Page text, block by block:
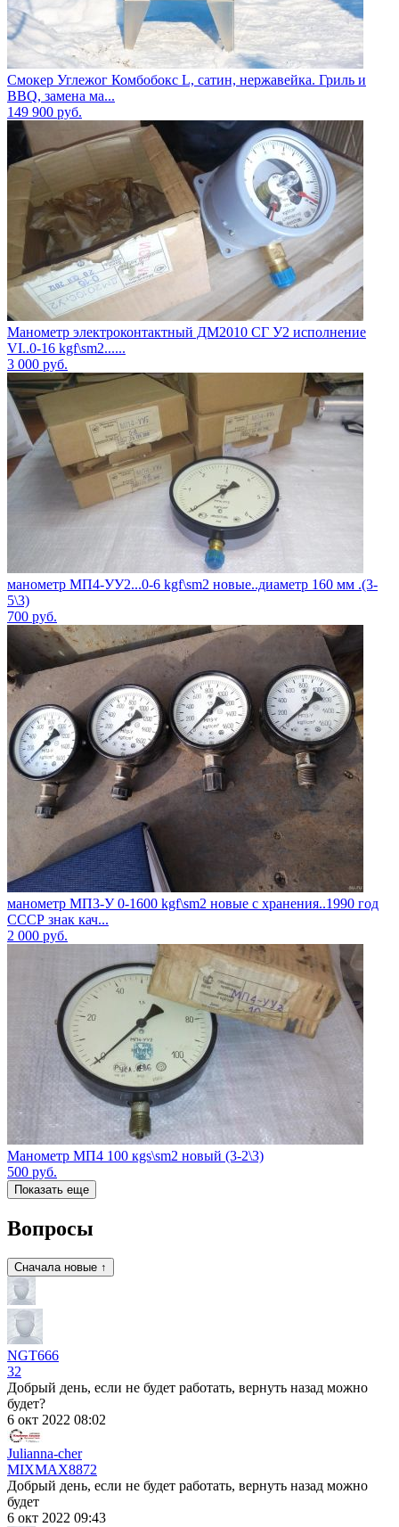
Смокер Углежог Комбобокс L, сатин, нержавейка. Гриль и
BBQ, замена ма...
149 900 руб.
Манометр электроконтактный ДМ2010 СГ У2 исполнение
VI..0-16 kgf\sm2......
3 000 руб.
манометр МП4-УУ2...0-6 kgf\sm2 новые..диаметр 160 мм .(3-
5\3)
700 руб.
манометр МП3-У 0-1600 kgf\sm2 новые с хранения..1990 год
СССР знак кач...
2 000 руб.
Манометр МП4 100 кgs\sm2 новый (3-2\3)
500 руб.
Показать еще
Вопросы
Сначала новые ↑
NGT666
32
Добрый день, если не будет работать, вернуть назад можно
будет?
6 окт 2022 08:02
Julianna-cher
MIXMAX8872
Добрый день, если не будет работать, вернуть назад можно
будет
6 окт 2022 09:43